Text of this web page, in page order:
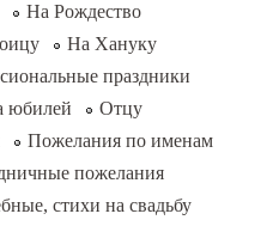
На Рождество
На Хануку
праздники
юбилей
Отцу
Пожелания по именам
пожелания
стихи на свадьбу